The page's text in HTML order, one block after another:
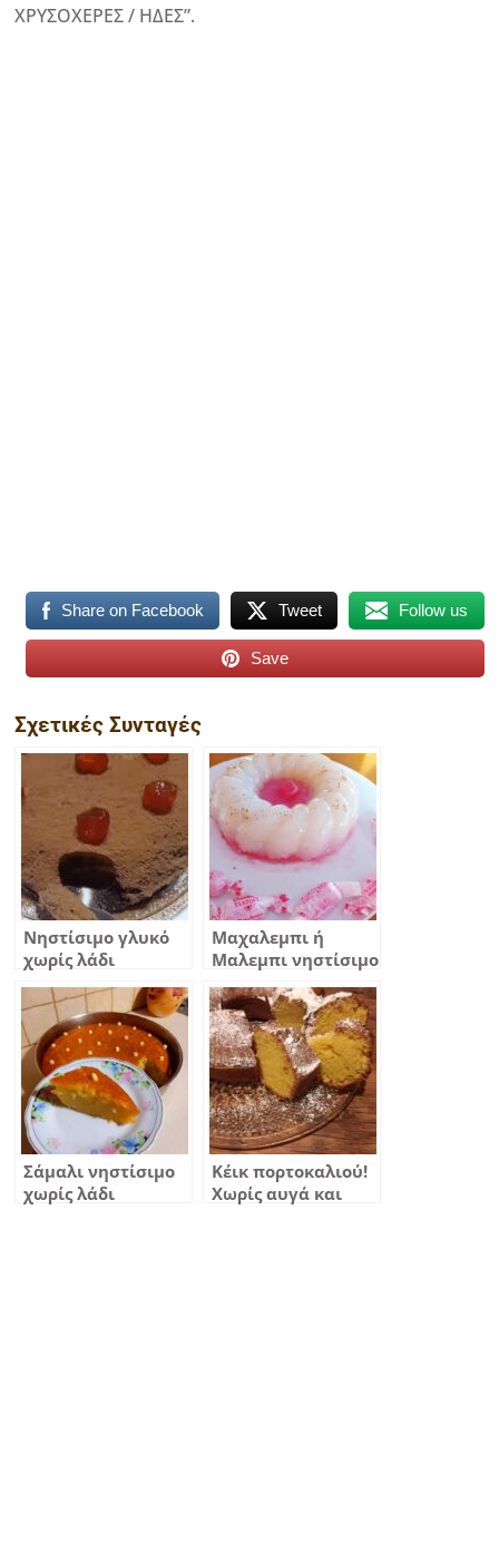
ΧΡΥΣΟΧΕΡΕΣ / ΗΔΕΣ”.
Share on Facebook Tweet Follow us
Save
Σχετικές Συνταγές
Νηστίσιμο γλυκό
χωρίς λάδι
Μαχαλεμπι ή
Μαλεμπι νηστίσιμο
λιβανέζικο γλυκό
(χωρίς λάδι)
Σάμαλι νηστίσιμο
χωρίς λάδι
Κέικ πορτοκαλιού!
Χωρίς αυγά και